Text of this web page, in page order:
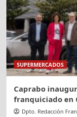
SUPERMERCADOS
Caprabo
franquiciado en
Dpto. Redacción